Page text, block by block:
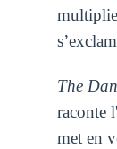
The
raconte
met en